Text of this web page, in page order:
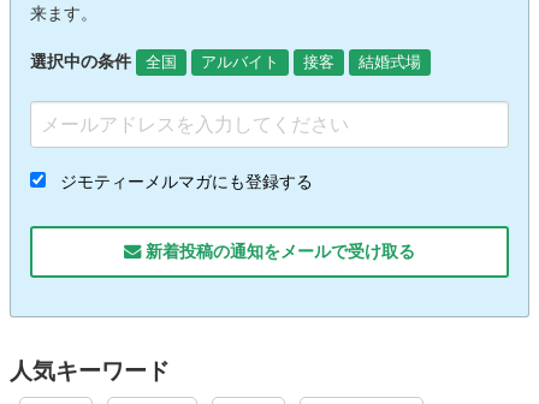
来ます。
選択中の条件 全国 アルバイト 接客 結婚式場
ジモティーメルマガにも登録する
新着投稿の通知をメールで受け取る
人気キーワード